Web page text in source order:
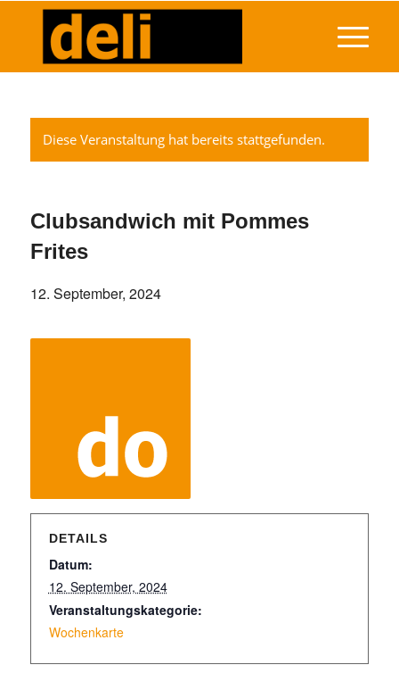
Diese Veranstaltung hat bereits stattgefunden.
Clubsandwich mit Pommes
Frites
12. September, 2024
DETAILS
Datum:
12. September, 2024
Veranstaltungskategorie:
Wochenkarte